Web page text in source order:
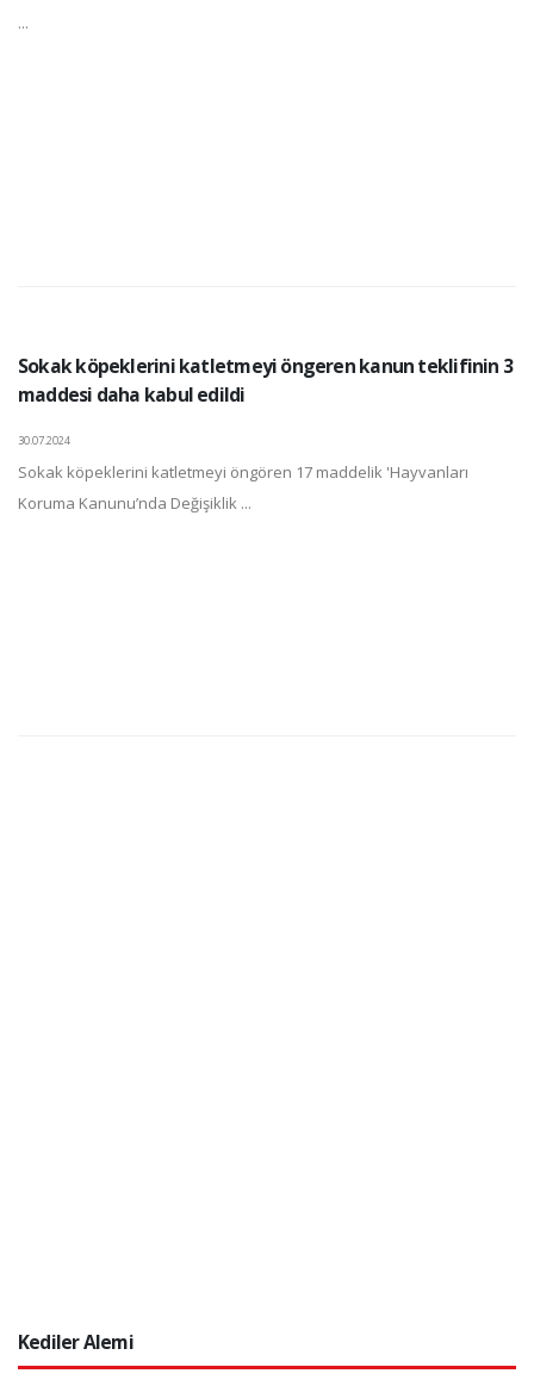
...
Sokak köpeklerini katletmeyi öngeren kanun teklifinin 3
maddesi daha kabul edildi
30.07.2024
Sokak köpeklerini katletmeyi öngören 17 maddelik 'Hayvanları
Koruma Kanunu’nda Değişiklik ...
Kediler Alemi